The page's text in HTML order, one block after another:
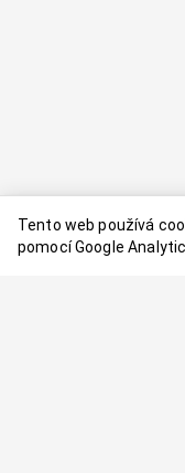
Tento web používá
pomocí Google